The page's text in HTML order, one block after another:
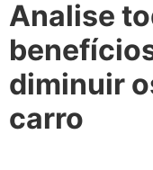
Analise
diminuir
carro